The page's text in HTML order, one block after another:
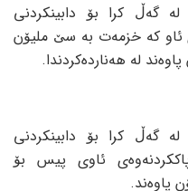
لە گەڵ کرا بۆ دابینکردنی
ئاو کە خزمەت بە سێ ملیۆن
لە گەڵ کرا بۆ دابینکردنی
ئاوی پیس بۆ